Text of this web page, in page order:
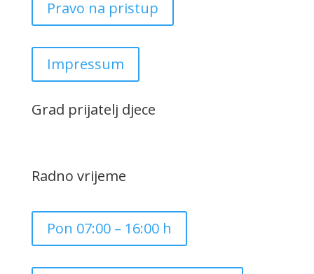
Pravo na pristup
Impressum
Grad prijatelj djece
Radno vrijeme
Pon 07:00 – 16:00 h